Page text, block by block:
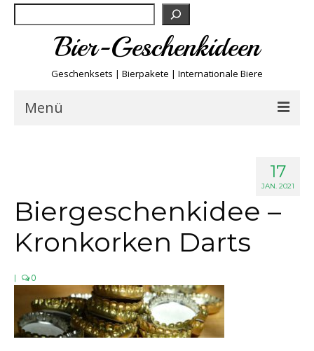
Bier-Geschenkideen
Geschenksets | Bierpakete | Internationale Biere
Menü
Bierboxen & Sets
Biere der Welt
Biergläser
17
JAN. 2021
Biergeschenkidee –
Kronkorken Darts
0